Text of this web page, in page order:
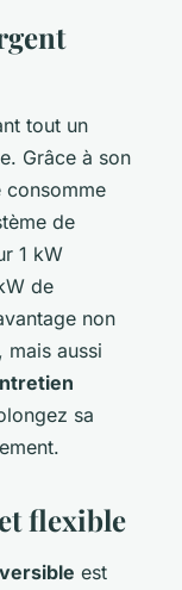
tout un
Grâce à son
consomme
de
1 kW
de
non
aussi
sa
flexible
est